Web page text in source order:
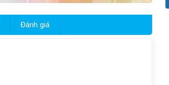
Đánh giá